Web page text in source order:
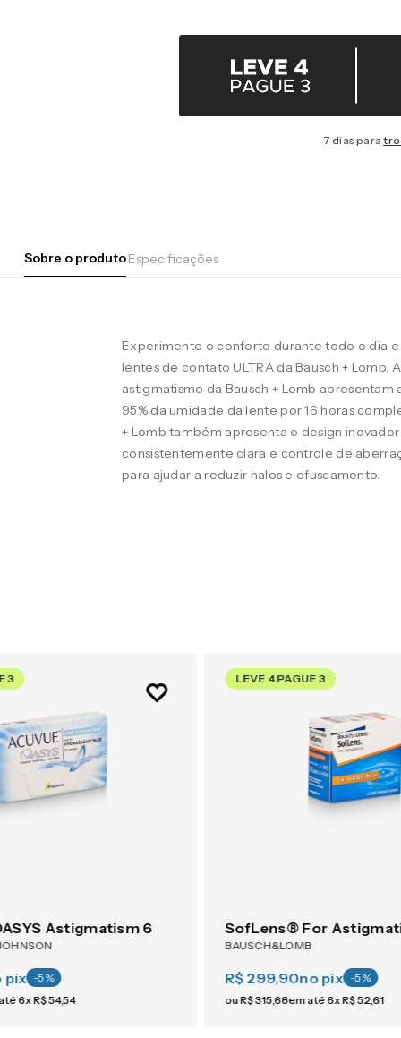
7 dias para
Sobre o produtoEspecificações
Experimente o conforto durante todo o dia
lentes de contato ULTRA da Bausch + Lomb.
astigmatismo da Bausch + Lomb
95% da umidade da lente por 16 horas
+ Lomb também apresenta o design
consistentemente clara e controle de
para ajudar a reduzir halos e ofuscamento.
3
Astigmatism 6
pix -5%
6xR$54,54
LEVE 4 PAGUE 3
SofLens® For
BAUSCH&LOMB
R$ 299,90no pix -5%
ouR$315,68em até6xR$52,61